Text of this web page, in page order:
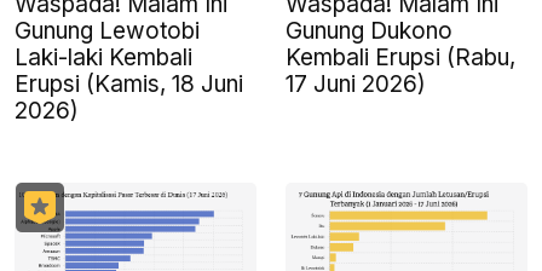
Gunung Lewotobi
Laki-laki Kembali
Erupsi (Kamis, 18 Juni
2026)
Gunung Dukono
Kembali Erupsi (Rabu,
17 Juni 2026)